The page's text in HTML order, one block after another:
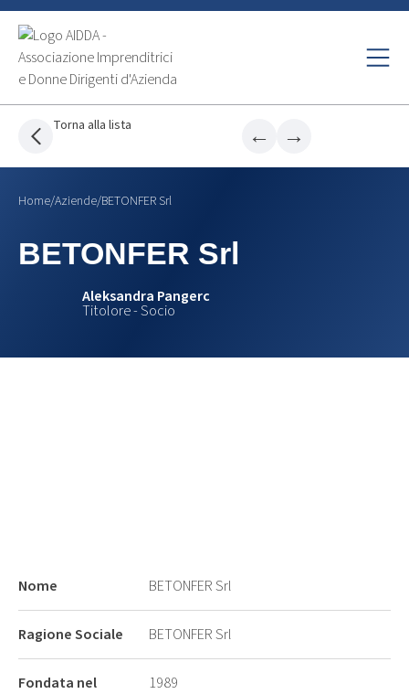
Torna alla lista ← →
Home/Aziende/BETONFER Srl
BETONFER Srl
Aleksandra Pangerc
Titolore - Socio
Nome BETONFER Srl
Ragione Sociale BETONFER Srl
Fondata nel 1989